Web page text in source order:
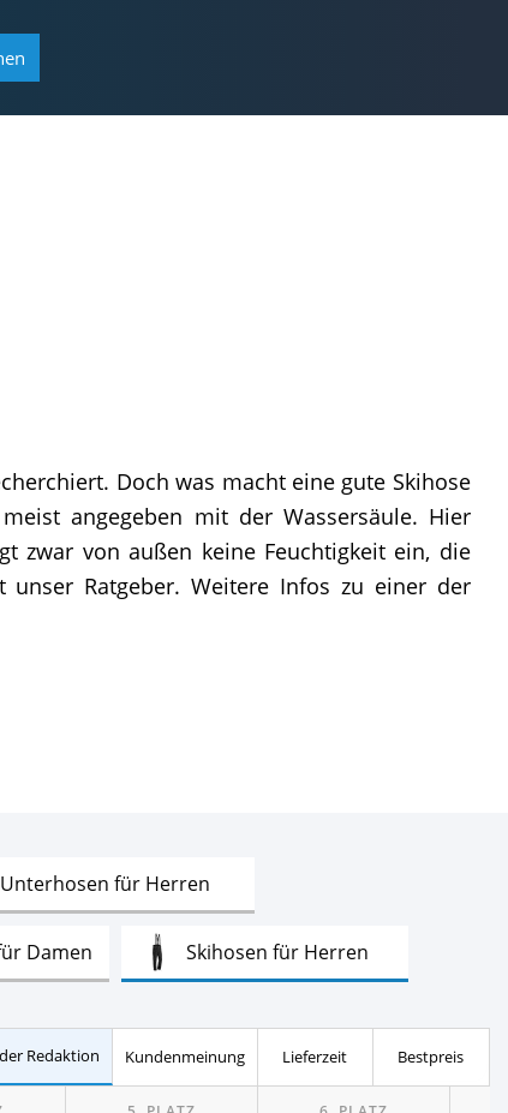
Doch was macht eine gute Skihose
angegeben mit der Wassersäule. Hier
zwar von außen keine Feuchtigkeit ein, die
Ratgeber. Weitere Infos zu einer der
für Herren
Damen Skihosen für Herren
Test Beheizbare HandschuheTest
Redaktion Kundenmeinung Lieferzeit Bestpreis